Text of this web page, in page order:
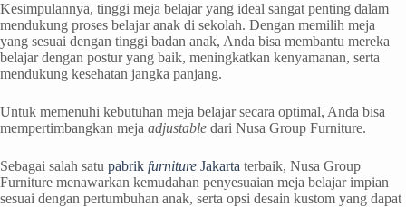
Kesimpulannya, tinggi meja belajar yang ideal sangat penting dalam
mendukung proses belajar anak di sekolah. Dengan memilih meja
yang sesuai dengan tinggi badan anak, Anda bisa membantu mereka
belajar dengan postur yang baik, meningkatkan kenyamanan, serta
mendukung kesehatan jangka panjang.
Untuk memenuhi kebutuhan meja belajar secara optimal, Anda bisa
mempertimbangkan meja adjustable dari Nusa Group Furniture.
Sebagai salah satu pabrik furniture Jakarta terbaik, Nusa Group
Furniture menawarkan kemudahan penyesuaian meja belajar impian
sesuai dengan pertumbuhan anak, serta opsi desain kustom yang dapat